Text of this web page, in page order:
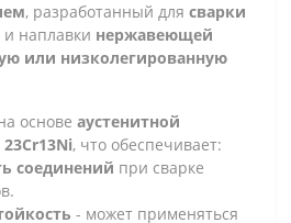
, разработанный для сварки
и наплавки нержавеющей
или низколегированную
основе аустенитной
, что обеспечивает:
соединений при сварке
- может применяться